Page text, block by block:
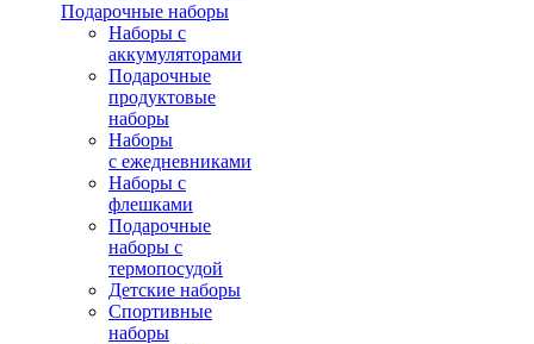
Подарочные наборы
Наборы с
аккумуляторами
Подарочные
продуктовые
наборы
Наборы
с ежедневниками
Наборы с
флешками
Подарочные
наборы с
термопосудой
Детские наборы
Спортивные
наборы